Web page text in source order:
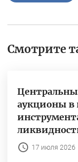
Смотрите
аукционы в
17 июля 2026